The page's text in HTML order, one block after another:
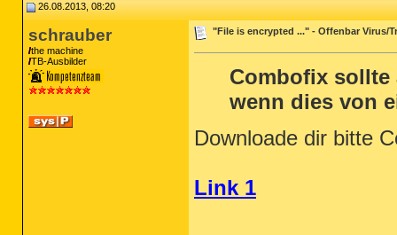
26.08.2013, 08:20
schrauber
the machine
TB-Ausbilder
"File is encrypted ..." - Offenbar Virus/
Combofix
wenn dies von
Downloade dir bitte
Link 1